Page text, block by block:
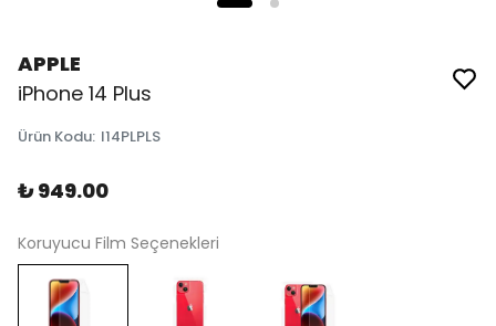
APPLE
iPhone 14 Plus
Ürün Kodu: I14PLPLS
₺ 949.00
Koruyucu Film Seçenekleri